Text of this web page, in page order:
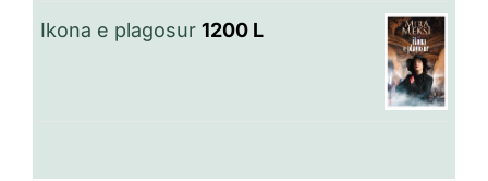
Ikona e plagosur 1200 L